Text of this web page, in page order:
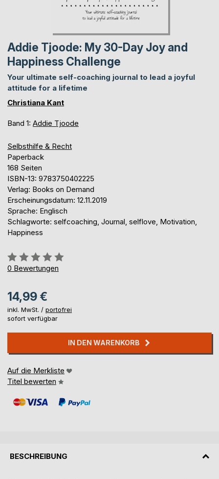
Addie Tjoode: My 30-Day Joy and
Happiness Challenge
Your ultimate self-coaching journal to lead a joyful
attitude for a lifetime
Christiana Kant
Band 1: Addie Tjoode
Selbsthilfe & Recht
Paperback
168 Seiten
ISBN-13: 9783750402225
Verlag: Books on Demand
Erscheinungsdatum: 12.11.2019
Sprache: Englisch
Schlagworte: selfcoaching, Journal, selflove, Motivation,
Happiness
Bewertung::
0%
0 Bewertungen
14,99 €
inkl. MwSt. / portofrei
sofort verfügbar
IN DEN WARENKORB
Auf die Merkliste
Titel bewerten
BESCHREIBUNG